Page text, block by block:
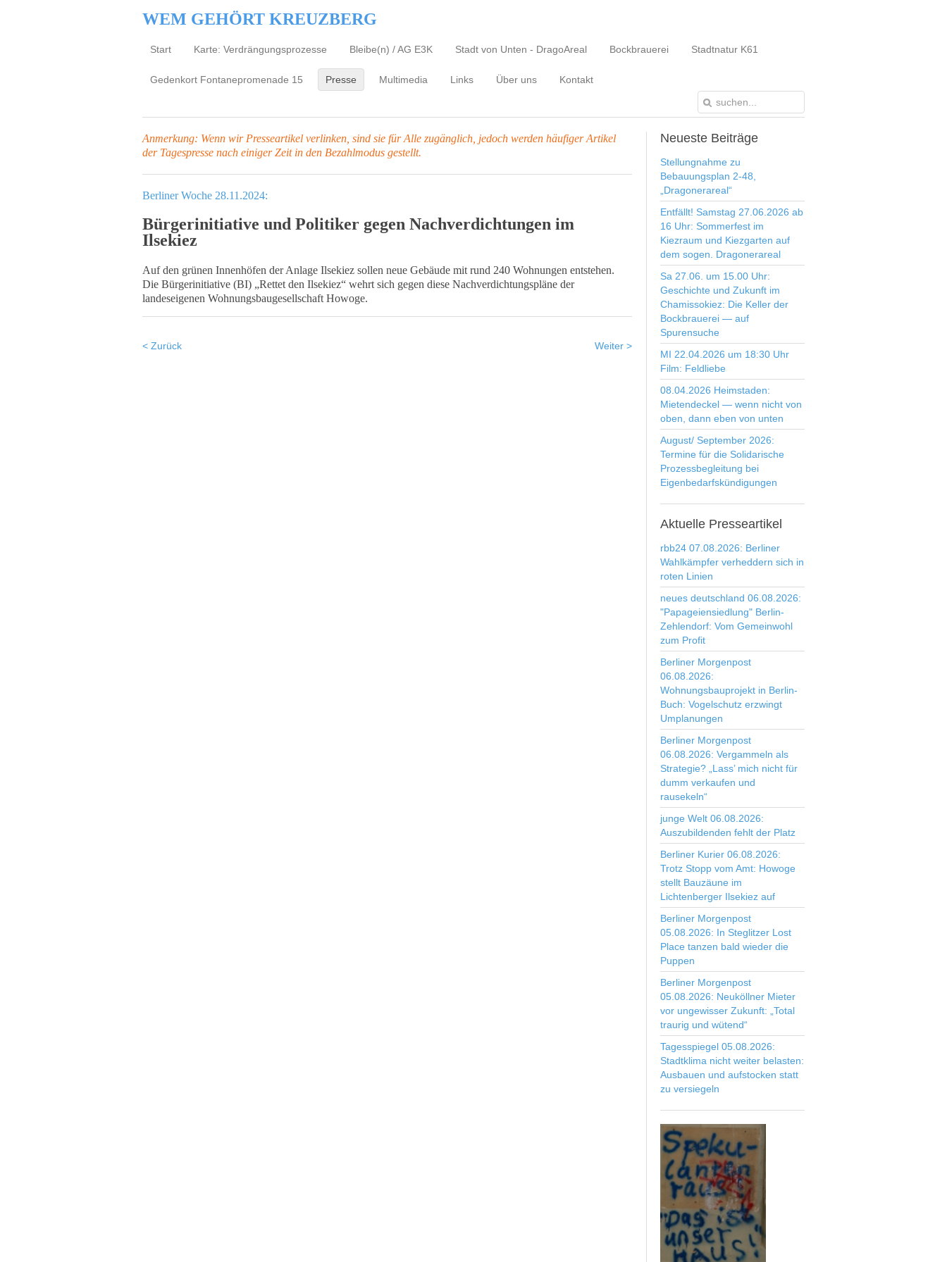
WEM GEHÖRT KREUZBERG
Start Karte: Verdrängungsprozesse Bleibe(n) / AG E3K Stadt von Unten - DragoAreal Bockbrauerei Stadtnatur K61
Gedenkort Fontanepromenade 15 Presse Multimedia Links Über uns Kontakt
Anmerkung: Wenn wir Presseartikel verlinken, sind sie für Alle zugänglich, jedoch werden häufiger Artikel
der Tagespresse nach einiger Zeit in den Bezahlmodus gestellt.
Berliner Woche 28.11.2024:
Bürgerinitiative und Politiker gegen Nachverdichtungen im
Ilsekiez
Auf den grünen Innenhöfen der Anlage Ilsekiez sollen neue Gebäude mit rund 240 Wohnungen entstehen.
Die Bürgerinitiative (BI) „Rettet den Ilsekiez“ wehrt sich gegen diese Nachverdichtungspläne der
landeseigenen Wohnungsbaugesellschaft Howoge.
< Zurück Weiter >
Neueste Beiträge
Stellungnahme zu
Bebauungsplan 2-48,
„Dragonerareal“
Entfällt! Samstag 27.06.2026 ab
16 Uhr: Sommerfest im
Kiezraum und Kiezgarten auf
dem sogen. Dragonerareal
Sa 27.06. um 15.00 Uhr:
Geschichte und Zukunft im
Chamissokiez: Die Keller der
Bockbrauerei — auf
Spurensuche
MI 22.04.2026 um 18:30 Uhr
Film: Feldliebe
08.04.2026 Heimstaden:
Mietendeckel — wenn nicht von
oben, dann eben von unten
August/ September 2026:
Termine für die Solidarische
Prozessbegleitung bei
Eigenbedarfskündigungen
Aktuelle Presseartikel
rbb24 07.08.2026: Berliner
Wahlkämpfer verheddern sich in
roten Linien
neues deutschland 06.08.2026:
"Papageiensiedlung" Berlin-
Zehlendorf: Vom Gemeinwohl
zum Profit
Berliner Morgenpost
06.08.2026:
Wohnungsbauprojekt in Berlin-
Buch: Vogelschutz erzwingt
Umplanungen
Berliner Morgenpost
06.08.2026: Vergammeln als
Strategie? „Lass’ mich nicht für
dumm verkaufen und
rausekeln“
junge Welt 06.08.2026:
Auszubildenden fehlt der Platz
Berliner Kurier 06.08.2026:
Trotz Stopp vom Amt: Howoge
stellt Bauzäune im
Lichtenberger Ilsekiez auf
Berliner Morgenpost
05.08.2026: In Steglitzer Lost
Place tanzen bald wieder die
Puppen
Berliner Morgenpost
05.08.2026: Neuköllner Mieter
vor ungewisser Zukunft: „Total
traurig und wütend“
Tagesspiegel 05.08.2026:
Stadtklima nicht weiter belasten:
Ausbauen und aufstocken statt
zu versiegeln